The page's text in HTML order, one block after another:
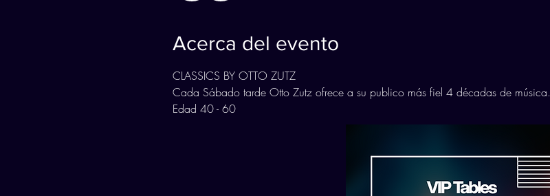
Acerca del evento
CLASSICS BY OTTO ZUTZ
Cada Sábado tarde Otto Zutz ofrece a su publico más fiel 4 décadas de música.
Edad 40 - 60